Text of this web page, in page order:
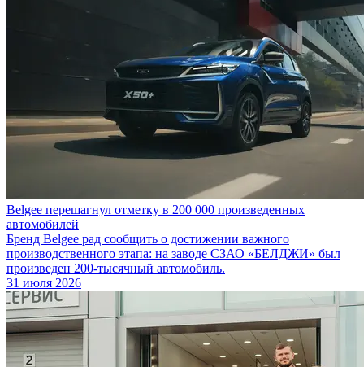
Belgee перешагнул отметку в 200 000 произведенных
автомобилей
Бренд Belgee рад сообщить о достижении важного
производственного этапа: на заводе СЗАО «БЕЛДЖИ» был
произведен 200-тысячный автомобиль.
31 июля 2026